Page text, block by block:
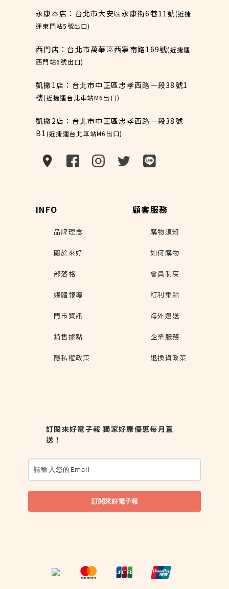
永康本店：台北市大安區永康街6巷11號(近捷
運東門站5號出口)
西門店：台北市萬華區西寧南路169號(近捷運
西門站6號出口)
凱撒1店：台北市中正區忠孝西路一段38號1
樓(近捷運台北車站M6出口)
凱撒2店：台北市中正區忠孝西路一段38號
B1(近捷運台北車站M6出口)
INFO
品牌理念
關於來好
部落格
媒體報導
門市資訊
銷售據點
隱私權政策
顧客服務
購物須知
如何購物
會員制度
紅利集點
海外運送
企業服務
退換貨政策
訂閱來好電子報 獨家好康優惠每月直
送！
訂閱來好電子報